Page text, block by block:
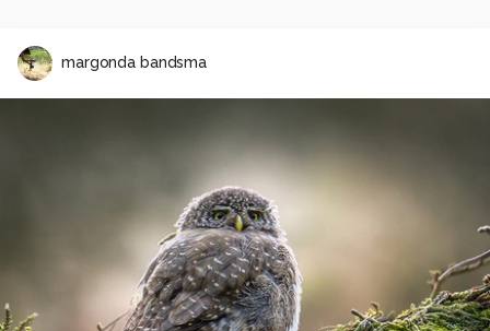
margonda bandsma